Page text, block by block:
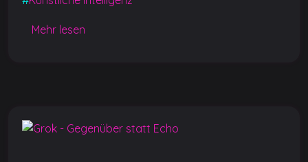
b
o
Mehr lesen